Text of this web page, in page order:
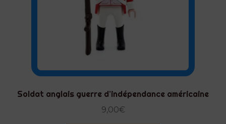
Soldat anglais guerre d’indépendance américaine
9,00€